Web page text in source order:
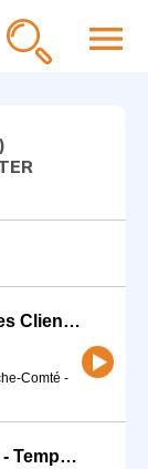
menu
Conseiller-ère Services et Expériences Client (H/F) - Temps partiel
Comté -
Conseiller-ère Vente Omnicanal (H/F) - Temps partiel